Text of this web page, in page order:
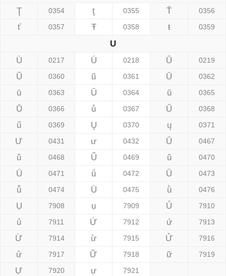
Ţ
0354 ţ 0355 Ť 0356
ť 0357 Ŧ 0358 ŧ 0359
U
Ù
0217 Ú 0218 Û 0219
Ũ 0360 ũ 0361 Ū 0362
ū 0363 Ŭ 0364 ŭ 0365
Ů 0366 ů 0367 Ű 0368
ű 0369 Ų 0370 ų 0371
Ư 0431 ư 0432 Ǔ 0467
ǔ 0468 Ǖ 0469 ǖ 0470
Ǘ 0471 ǘ 0472 Ǚ 0473
ǚ 0474 Ǜ 0475 ǜ 0476
Ụ 7908 ụ 7909 Ủ 7910
ủ 7911 Ứ 7912 ứ 7913
Ừ 7914 ừ 7915 Ử 7916
ử 7917 Ữ 7918 ữ 7919
Ự 7920 ự 7921